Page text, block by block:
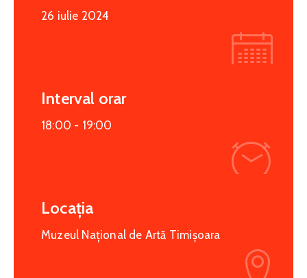
26 iulie 2024
Interval orar
18:00 - 19:00
Locația
Muzeul Național de Artă Timișoara